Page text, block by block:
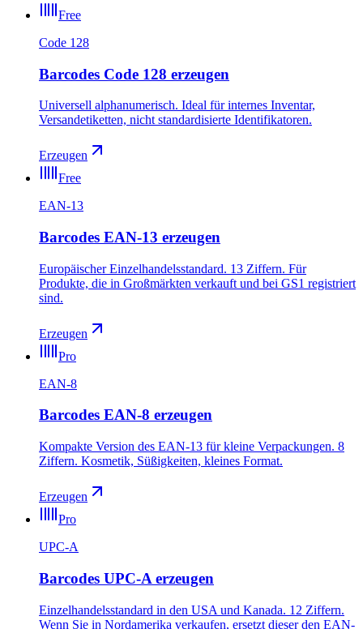
Free
Code 128
Barcodes Code 128 erzeugen
Universell alphanumerisch. Ideal für internes Inventar,
Versandetiketten, nicht standardisierte Identifikatoren.
Erzeugen
Free
EAN-13
Barcodes EAN-13 erzeugen
Europäischer Einzelhandelsstandard. 13 Ziffern. Für
Produkte, die in Großmärkten verkauft und bei GS1 registriert
sind.
Erzeugen
Pro
EAN-8
Barcodes EAN-8 erzeugen
Kompakte Version des EAN-13 für kleine Verpackungen. 8
Ziffern. Kosmetik, Süßigkeiten, kleines Format.
Erzeugen
Pro
UPC-A
Barcodes UPC-A erzeugen
Einzelhandelsstandard in den USA und Kanada. 12 Ziffern.
Wenn Sie in Nordamerika verkaufen, ersetzt dieser den EAN-